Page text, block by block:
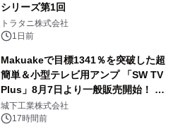
シリーズ第1回
トラタニ株式会社
1日前
Makuakeで目標1341％を突破した超
簡単＆小型テレビ用アンプ 「SW TV
Plus」8月7日より一般販売開始！ ケ
ーブル1本つなぐだけ、テレビの音が
ぐっと豊かに
城下工業株式会社
17時間前